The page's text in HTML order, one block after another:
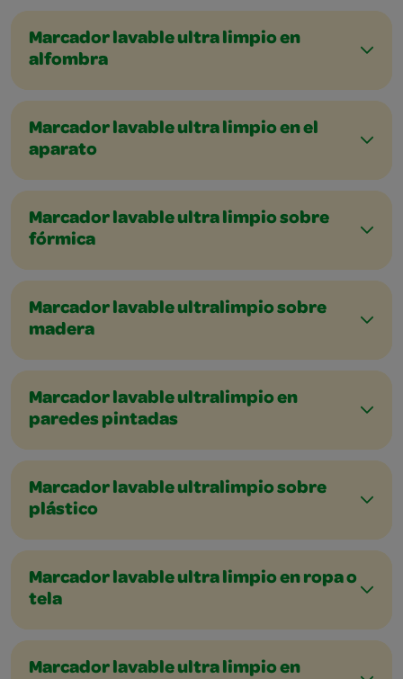
Marcador lavable ultra limpio en
alfombra
Marcador lavable ultra limpio en el
aparato
Marcador lavable ultra limpio sobre
fórmica
Marcador lavable ultralimpio sobre
madera
Marcador lavable ultralimpio en
paredes pintadas
Marcador lavable ultralimpio sobre
plástico
Marcador lavable ultra limpio en ropa o
tela
Marcador lavable ultra limpio en